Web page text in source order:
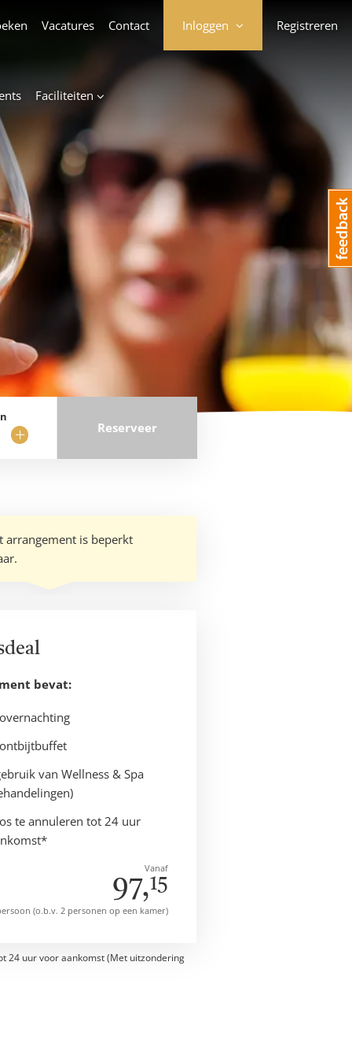
Vacatures Contact Inloggen Registreren
Faciliteiten
Voeg
Reserveer
arrangement is beperkt
bevat:
van Wellness & Spa
te annuleren tot 24 uur
Vanaf
97,15
(o.b.v. 2 personen op een kamer)
24 uur voor aankomst (Met uitzondering